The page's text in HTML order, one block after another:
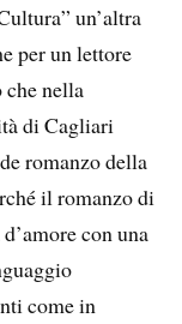
un’altra
per un lettore
che nella
di Cagliari
romanzo della
il romanzo di
con una
come in